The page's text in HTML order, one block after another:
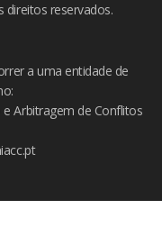
reservados.
a uma entidade de
Arbitragem de Conflitos